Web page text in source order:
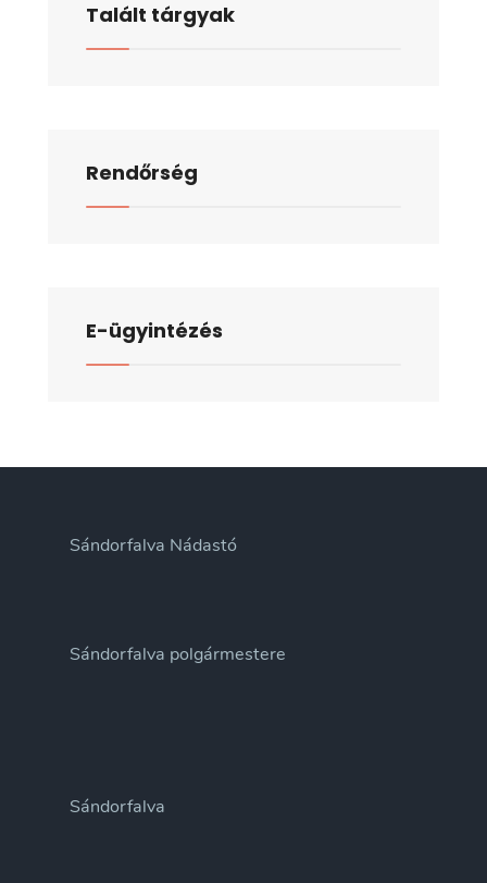
Talált tárgyak
Rendőrség
E-ügyintézés
Sándorfalva Nádastó
Sándorfalva polgármestere
Sándorfalva